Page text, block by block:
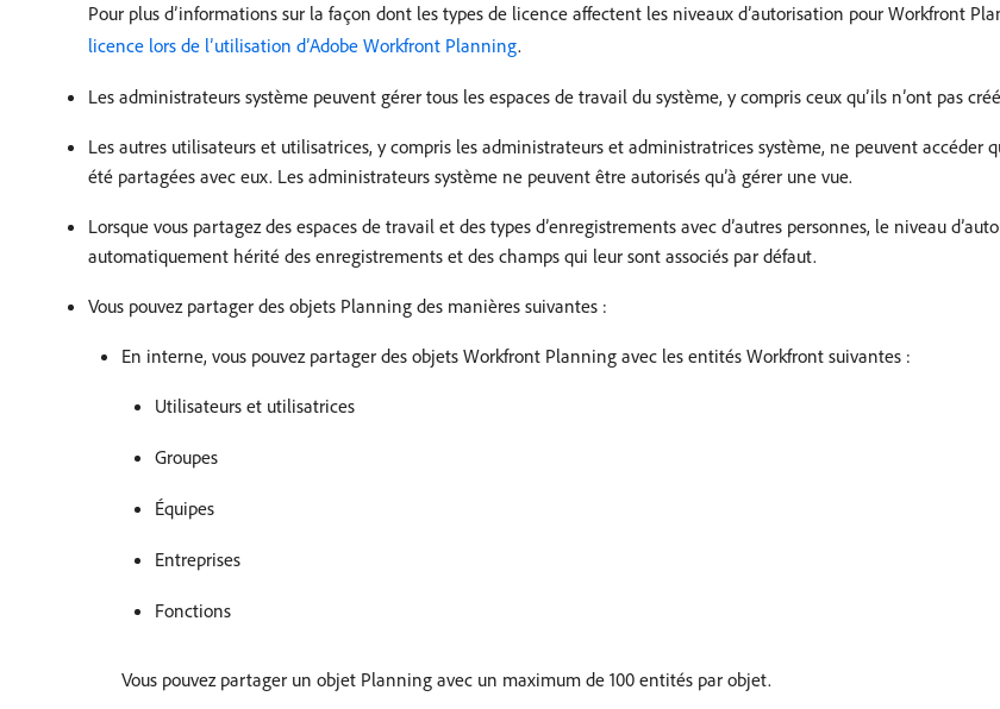
Pour plus d’informations sur la façon dont les types de licence affectent les niveaux d’autorisation pour Workfront
licence lors de l’utilisation d’Adobe Workfront Planning.
Les administrateurs système peuvent gérer tous les espaces de travail du système, y compris ceux qu’ils n’ont pas
Les autres utilisateurs et utilisatrices, y compris les administrateurs et administratrices système, ne peuvent accéder
été partagées avec eux. Les administrateurs système ne peuvent être autorisés qu’à gérer une vue.
Lorsque vous partagez des espaces de travail et des types d’enregistrements avec d’autres personnes, le niveau
automatiquement hérité des enregistrements et des champs qui leur sont associés par défaut.
Vous pouvez partager des objets Planning des manières suivantes :
En interne, vous pouvez partager des objets Workfront Planning avec les entités Workfront suivantes :
Utilisateurs et utilisatrices
Groupes
Équipes
Entreprises
Fonctions
Vous pouvez partager un objet Planning avec un maximum de 100 entités par objet.